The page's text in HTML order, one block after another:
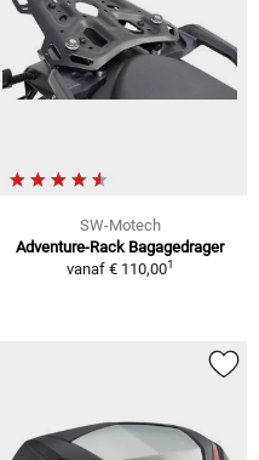
SW-Motech
Adventure-Rack Bagagedrager
vanaf € 110,001